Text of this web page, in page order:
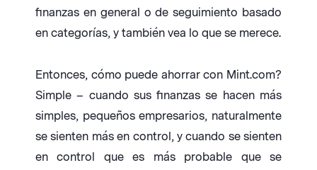
finanzas en general o de seguimiento basado
en categorías, y también vea lo que se merece.
Entonces, cómo puede ahorrar con Mint.com?
Simple – cuando sus finanzas se hacen más
simples, pequeños empresarios, naturalmente
se sienten más en control, y cuando se sienten
en control que es más probable que se